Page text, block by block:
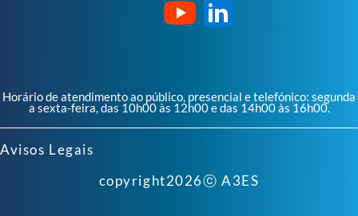
Horário de atendimento ao público, presencial e telefónico: segunda
a sexta-feira, das 10h00 às 12h00 e das 14h00 às 16h00.
Avisos Legais
copyright2026ⓒ A3ES